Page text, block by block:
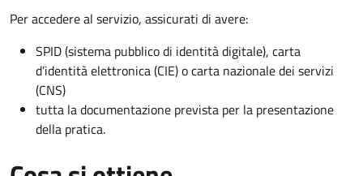
Per accedere al servizio, assicurati di avere:
SPID (sistema pubblico di identità digitale), carta
d’identità elettronica (CIE) o carta nazionale dei servizi
(CNS)
tutta la documentazione prevista per la presentazione
della pratica.